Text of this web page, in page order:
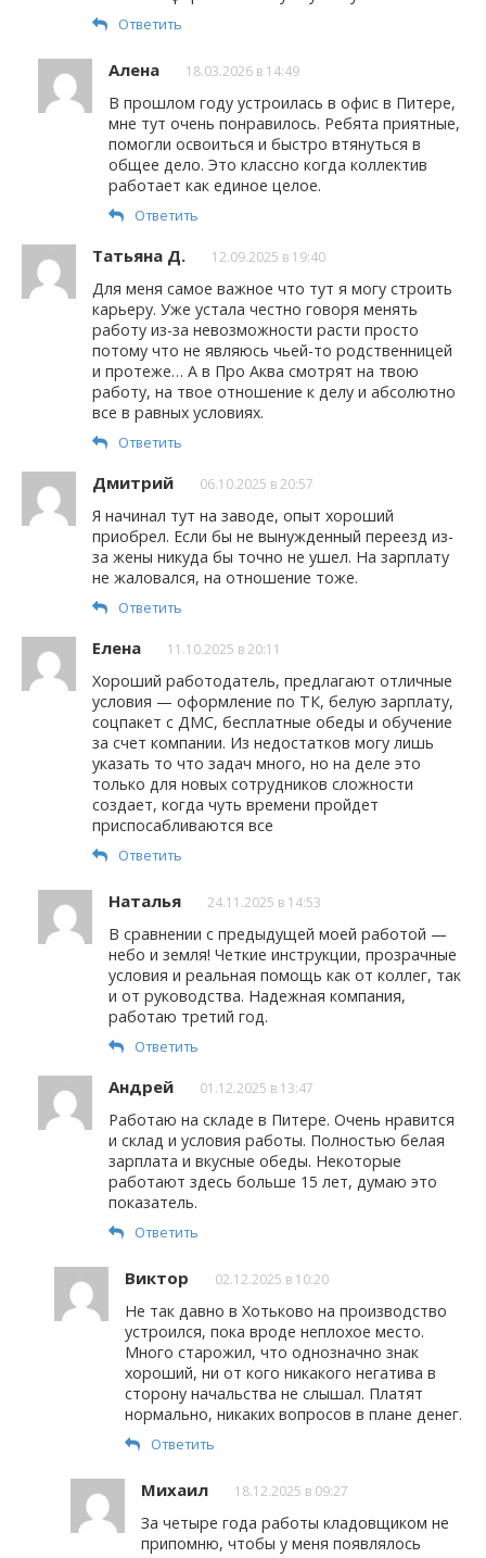
Ответить
Алена 18.03.2026 в 14:49
В прошлом году устроилась в офис в Питере,
мне тут очень понравилось. Ребята приятные,
помогли освоиться и быстро втянуться в
общее дело. Это классно когда коллектив
работает как единое целое.
Ответить
Татьяна Д. 12.09.2025 в 19:40
Для меня самое важное что тут я могу строить
карьеру. Уже устала честно говоря менять
работу из-за невозможности расти просто
потому что не являюсь чьей-то родственницей
и протеже… А в Про Аква смотрят на твою
работу, на твое отношение к делу и абсолютно
все в равных условиях.
Ответить
Дмитрий 06.10.2025 в 20:57
Я начинал тут на заводе, опыт хороший
приобрел. Если бы не вынужденный переезд из-
за жены никуда бы точно не ушел. На зарплату
не жаловался, на отношение тоже.
Ответить
Елена 11.10.2025 в 20:11
Хороший работодатель, предлагают отличные
условия — оформление по ТК, белую зарплату,
соцпакет с ДМС, бесплатные обеды и обучение
за счет компании. Из недостатков могу лишь
указать то что задач много, но на деле это
только для новых сотрудников сложности
создает, когда чуть времени пройдет
приспосабливаются все
Ответить
Наталья 24.11.2025 в 14:53
В сравнении с предыдущей моей работой —
небо и земля! Четкие инструкции, прозрачные
условия и реальная помощь как от коллег, так
и от руководства. Надежная компания,
работаю третий год.
Ответить
Андрей 01.12.2025 в 13:47
Работаю на складе в Питере. Очень нравится
и склад и условия работы. Полностью белая
зарплата и вкусные обеды. Некоторые
работают здесь больше 15 лет, думаю это
показатель.
Ответить
Виктор 02.12.2025 в 10:20
Не так давно в Хотьково на производство
устроился, пока вроде неплохое место.
Много старожил, что однозначно знак
хороший, ни от кого никакого негатива в
сторону начальства не слышал. Платят
нормально, никаких вопросов в плане денег.
Ответить
Михаил 18.12.2025 в 09:27
За четыре года работы кладовщиком не
припомню, чтобы у меня появлялось